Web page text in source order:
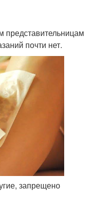
представительницам
почти нет.
запрещено